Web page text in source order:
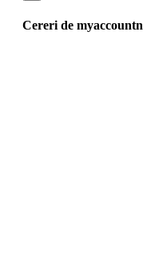
Cereri de myaccountn